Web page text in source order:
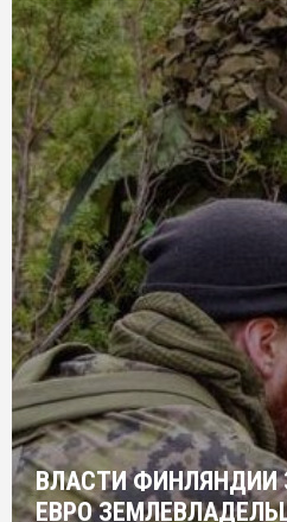
ВЛАСТИ ФИНЛЯНДИИ
ЕВРО